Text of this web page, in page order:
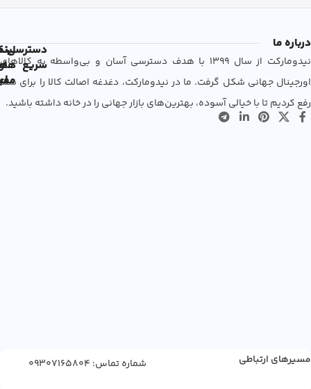
درباره ما
نیدومارکت از سال 1399 با هدف دسترسی آسان و بی‌واسطه به کالاهای
اورجینال جهانی شکل گرفت. ما در نیدومارکت، دغدغه اصالت کالا را برای شما
رفع کردیم تا با خیالی آسوده، بهترین‌های بازار جهانی را در خانه داشته باشید.
دسترسی
سریع
مسیرهای ارتباطی شماره تماس: 09307165804